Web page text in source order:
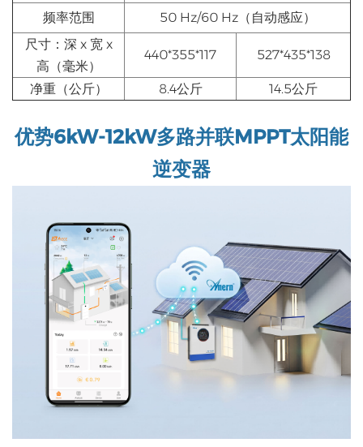
频率范围
50 Hz/60 Hz（自动感应）
尺寸：深 x 宽 x
高（毫米）
440*355*117 527*435*138
净重（公斤） 8.4公斤 14.5公斤
优势6kW-12kW多路并联MPPT太阳能
逆变器